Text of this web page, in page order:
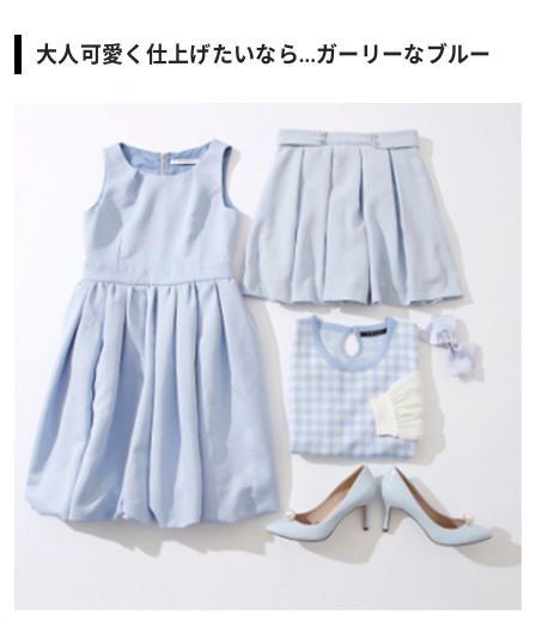
大人可愛く仕上げたいなら…ガーリーなブルー